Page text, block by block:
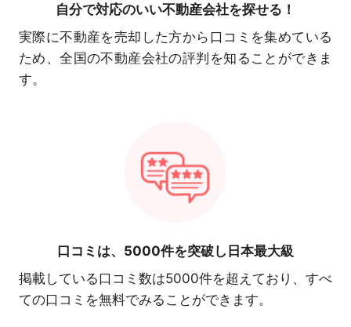
自分で対応のいい不動産会社を探せる！
実際に不動産を売却した方から口コミを集めている
ため、全国の不動産会社の評判を知ることができま
す。
口コミは、 5000件を突破し日本最大級
掲載している口コミ数は5000件を超えており、すべ
ての口コミを無料でみることができます。